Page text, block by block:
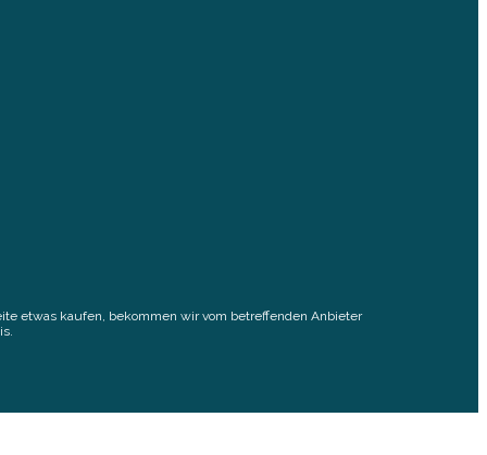
etwas kaufen, bekommen wir vom betreffenden Anbieter